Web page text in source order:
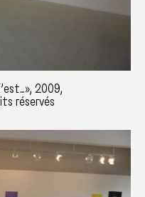
2009,
réservés